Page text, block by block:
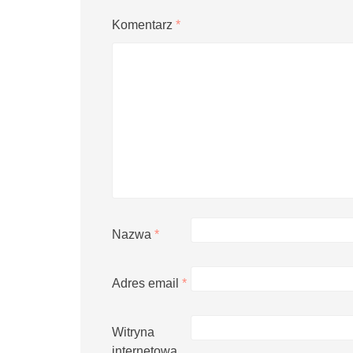
Komentarz *
Nazwa *
Adres email *
Witryna